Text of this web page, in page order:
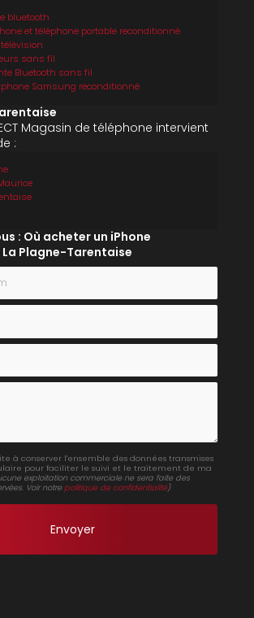
bluetooth
et téléphone portable reconditionné
sans fil
Bluetooth sans fil
Samsung reconditionné
Magasin de téléphone intervient
:
: Où acheter un iPhone
Plagne-Tarentaise
à conserver l'ensemble des données transmises
pour faciliter le suivi et le traitement de ma
exploitation commerciale ne sera faite des
Voir notre politique de confidentialité)